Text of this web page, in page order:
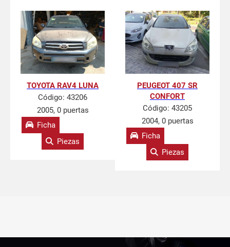
TOYOTA RAV4 LUNA
Código: 43206
2005, 0 puertas
Ficha
Piezas
PEUGEOT 407 SR
CONFORT
Código: 43205
2004, 0 puertas
Ficha
Piezas